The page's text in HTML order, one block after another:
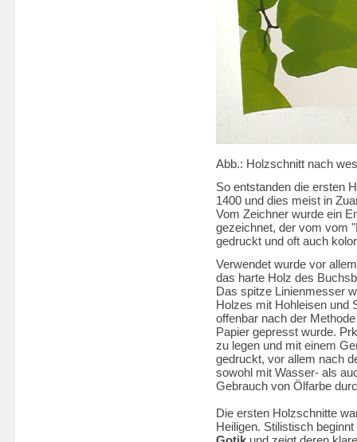
Abb.: Holzschnitt nach
So entstanden die ersten
1400 und dies meist in
Vom Zeichner wurde ein
gezeichnet, der vom vom
gedruckt und oft auch
Verwendet wurde vor
das harte Holz des
Das spitze Linienmesser
Holzes mit Hohleisen und
offenbar nach der
Papier gepresst wurde.
zu legen und mit einem
gedruckt, vor allem nach
sowohl mit Wasser- als
Gebrauch von Ölfarbe
Die ersten Holzschnitte
Heiligen. Stilistisch